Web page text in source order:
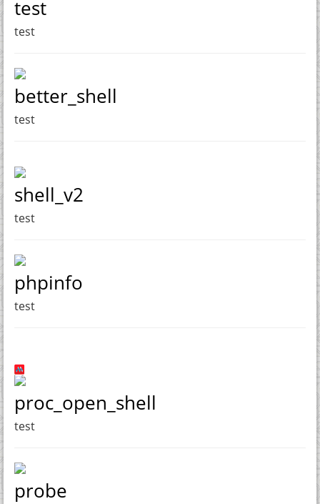
test
test
better_shell
test
shell_v2
test
phpinfo
test
proc_open_shell
test
probe